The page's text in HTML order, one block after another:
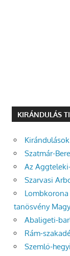
KIRÁNDULÁS
Szatmár-
Az
Szarvasi
tanösvény
Abaligeti-
Rám-
Szemlő-